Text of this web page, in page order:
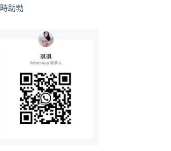
助勃